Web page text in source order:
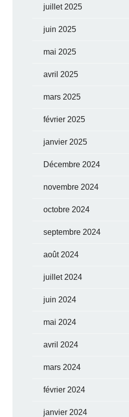
juillet 2025
juin 2025
mai 2025
avril 2025
mars 2025
février 2025
janvier 2025
Décembre 2024
novembre 2024
octobre 2024
septembre 2024
août 2024
juillet 2024
juin 2024
mai 2024
avril 2024
mars 2024
février 2024
janvier 2024